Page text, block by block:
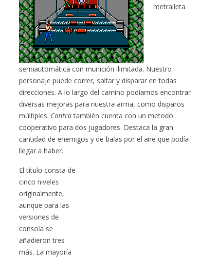
metralleta
semiautomática con munición ilimitada. Nuestro
personaje puede correr, saltar y disparar en todas
direcciones. A lo largo del camino podíamos encontrar
diversas mejoras para nuestra arma, como disparos
múltiples. Contratambién cuenta con un metodo
cooperativo para dos jugadores. Destaca la gran
cantidad de enemigos y de balas por el aire que podía
llegar a haber.
El título consta de
cinco niveles
originalmente,
aunque para las
versiones de
consola se
añadieron tres
más. La mayoría